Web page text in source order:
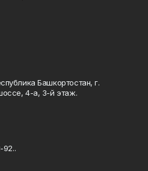
Башкортостан, г.
4-а, 3-й этаж.
92..